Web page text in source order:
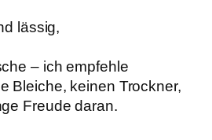
lässig,
– ich empfehle
Bleiche, keinen Trockner,
Freude daran.